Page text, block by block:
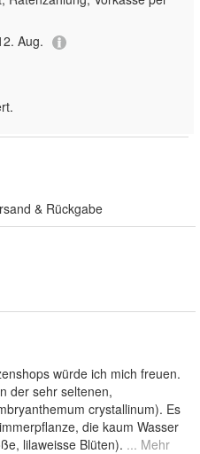
Aug.
& Rückgabe
würde ich mich freuen.
der sehr seltenen,
crystallinum). Es
die kaum Wasser
lilaweisse Blüten). ... Mehr